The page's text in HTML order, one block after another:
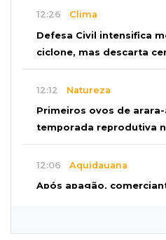
12:26 Clima
Defesa Civil intensifica
ciclone, mas descarta
12:12 Natureza
Primeiros ovos de
temporada reprodutiva
12:06 Aquidauana
Após apagão,